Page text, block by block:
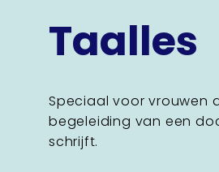
Taalles
Speciaal voor vrouwen
begeleiding van een
schrijft.